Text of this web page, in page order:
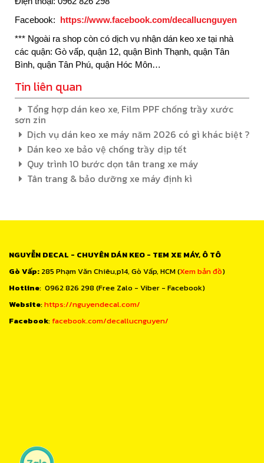
Facebook: https://www.facebook.com/decallucnguyen
*** Ngoài ra shop còn có dịch vụ nhận dán keo xe tại nhà
các quận: Gò vấp, quận 12, quận Bình Thạnh, quận Tân
Bình, quận Tân Phú, quận Hóc Môn…
Tin liên quan
Tổng hợp dán keo xe, Film PPF chống trầy xước
sơn zin
Dịch vụ dán keo xe máy năm 2026 có gì khác biệt ?
Dán keo xe bảo vệ chống trầy dịp tết
Quy trình 10 bước dọn tân trang xe máy
Tân trang & bảo dưỡng xe máy định kì
NGUYỄN DECAL - CHUYÊN DÁN KEO - TEM XE MÁY, Ô TÔ
Gò Vấp: 285 Phạm Văn Chiêu,p14, Gò Vấp, HCM (Xem bản đồ)
Hotline: 0962 826 298 (Free Zalo - Viber - Facebook)
Website:https://nguyendecal.com/
Facebook: facebook.com/decallucnguyen/